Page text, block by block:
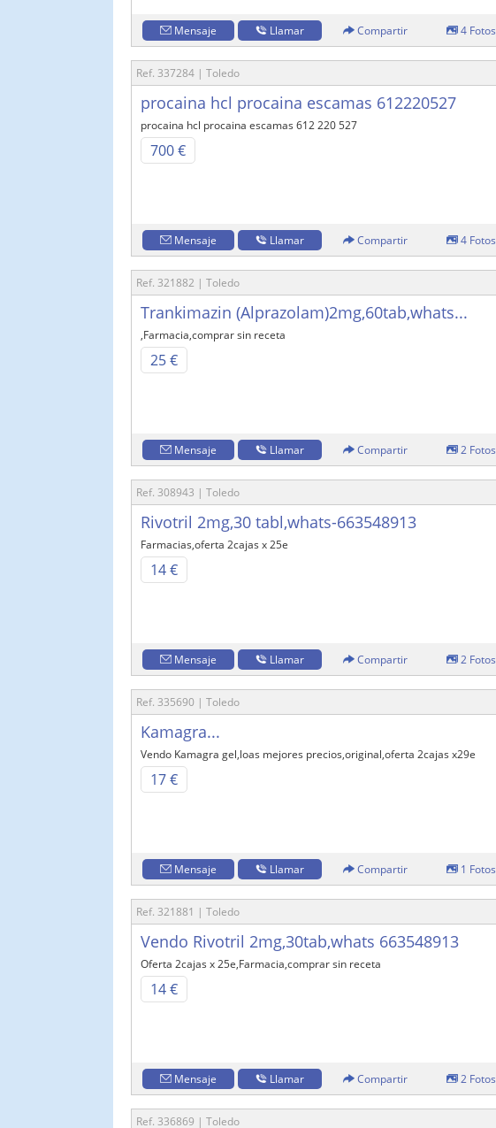
Mensaje Llamar Compartir 4 Fotos
Ref. 337284 | Toledo
procaina hcl procaina escamas 612220527
procaina hcl procaina escamas 612 220 527
700 €
Mensaje Llamar Compartir 4 Fotos
Ref. 321882 | Toledo
Trankimazin (Alprazolam)2mg,60tab,whats...
,Farmacia,comprar sin receta
25 €
Mensaje Llamar Compartir 2 Fotos
Ref. 308943 | Toledo
Rivotril 2mg,30 tabl,whats-663548913
Farmacias,oferta 2cajas x 25e
14 €
Mensaje Llamar Compartir 2 Fotos
Ref. 335690 | Toledo
Kamagra...
Vendo Kamagra gel,loas mejores precios,original,oferta 2cajas x29e
17 €
Mensaje Llamar Compartir 1 Fotos
Ref. 321881 | Toledo
Vendo Rivotril 2mg,30tab,whats 663548913
Oferta 2cajas x 25e,Farmacia,comprar sin receta
14 €
Mensaje Llamar Compartir 2 Fotos
Ref. 336869 | Toledo